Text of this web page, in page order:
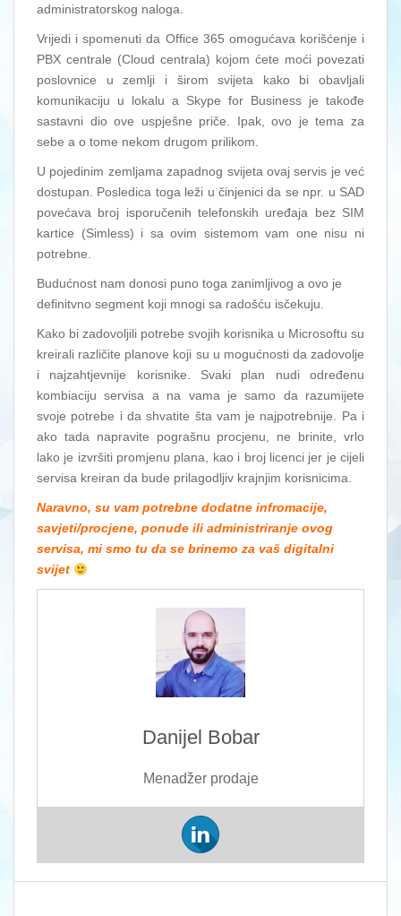
administratorskog naloga.
Vrijedi i spomenuti da Office 365 omogućava korišćenje i
PBX centrale (Cloud centrala) kojom ćete moći povezati
poslovnice u zemlji i širom svijeta kako bi obavljali
komunikaciju u lokalu a Skype for Business je takođe
sastavni dio ove uspješne priče. Ipak, ovo je tema za
sebe a o tome nekom drugom prilikom.
U pojedinim zemljama zapadnog svijeta ovaj servis je već
dostupan. Posledica toga leži u činjenici da se npr. u SAD
povećava broj isporučenih telefonskih uređaja bez SIM
kartice (Simless) i sa ovim sistemom vam one nisu ni
potrebne.
Budućnost nam donosi puno toga zanimljivog a ovo je
definitvno segment koji mnogi sa radošću isčekuju.
Kako bi zadovoljili potrebe svojih korisnika u Microsoftu su
kreirali različite planove koji su u mogućnosti da zadovolje
i najzahtjevnije korisnike. Svaki plan nudi određenu
kombiaciju servisa a na vama je samo da razumijete
svoje potrebe i da shvatite šta vam je najpotrebnije. Pa i
ako tada napravite pograšnu procjenu, ne brinite, vrlo
lako je izvršiti promjenu plana, kao i broj licenci jer je cijeli
servisa kreiran da bude prilagodljiv krajnjim korisnicima.
Naravno, su vam potrebne dodatne infromacije,
savjeti/procjene, ponude ili administriranje ovog
servisa, mi smo tu da se brinemo za vaš digitalni
svijet
Danijel Bobar
Menadžer prodaje